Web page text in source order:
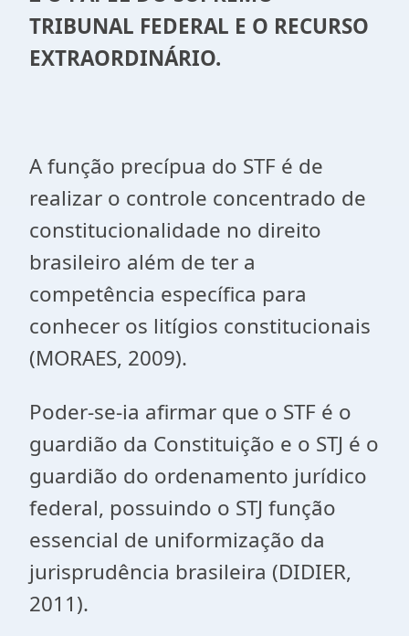
TRIBUNAL FEDERAL E O RECURSO
EXTRAORDINÁRIO.
A função precípua do STF é de
realizar o controle concentrado de
constitucionalidade no direito
brasileiro além de ter a
competência específica para
conhecer os litígios constitucionais
(MORAES, 2009).
Poder-se-ia afirmar que o STF é o
guardião da Constituição e o STJ é o
guardião do ordenamento jurídico
federal, possuindo o STJ função
essencial de uniformização da
jurisprudência brasileira (DIDIER,
2011).